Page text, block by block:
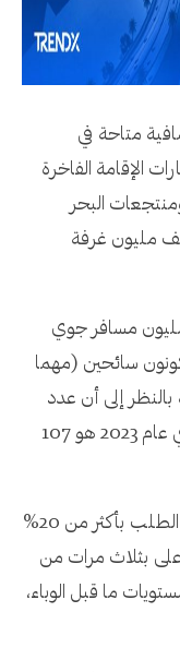
إضافية متاحة في
الإقامة الفاخرة
البحر
مليون غرفة
رؤية 2030 إلى الوصول إلى 300 مليون مسافر جوي
منهم سيكونون سائحين (مهما
إلى أن عدد
المسافرين المقدر حاليًا (من وإلى المملكة) في عام 2023 هو 107
ولتحقيق الأحجام المطلوبة، سيتعين زيادة الطلب بأكثر من 20%
نمو أعلى بثلاث مرات من
​​منذ عام 2010 حتى عام 2019 ومستويات ما قبل الوباء،